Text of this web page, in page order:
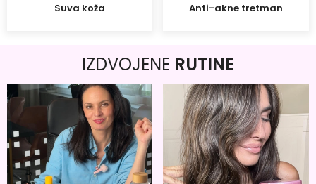
Suva koža Anti-akne tretman
IZDVOJENE RUTINE